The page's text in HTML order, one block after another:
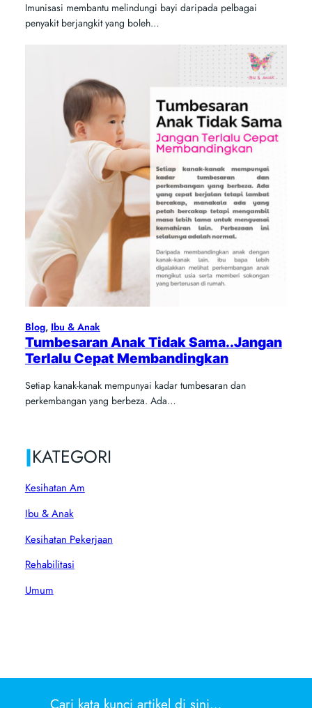
Imunisasi membantu melindungi bayi daripada pelbagai
penyakit berjangkit yang boleh…
Blog, Ibu & Anak
Tumbesaran Anak Tidak Sama..Jangan
Terlalu Cepat Membandingkan
Setiap kanak-kanak mempunyai kadar tumbesaran dan
perkembangan yang berbeza. Ada…
|KATEGORI
Kesihatan Am
Ibu & Anak
Kesihatan Pekerjaan
Rehabilitasi
Umum
Cari kata kunci artikel di sini…